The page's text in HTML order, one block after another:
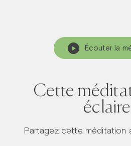
Écouter la
Cette
Partagez cette méditation